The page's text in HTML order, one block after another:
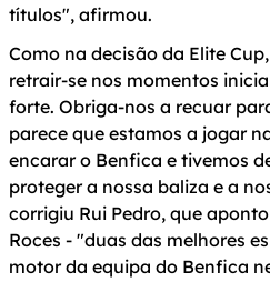
títulos", afirmou.
Como na decisão da Elite
retrair-se nos momentos
forte. Obriga-nos a recuar
parece que estamos a jogar
encarar o Benfica e tivemos
proteger a nossa baliza e a
corrigiu Rui Pedro, que
Roces - "duas das melhores
motor da equipa do Benfica